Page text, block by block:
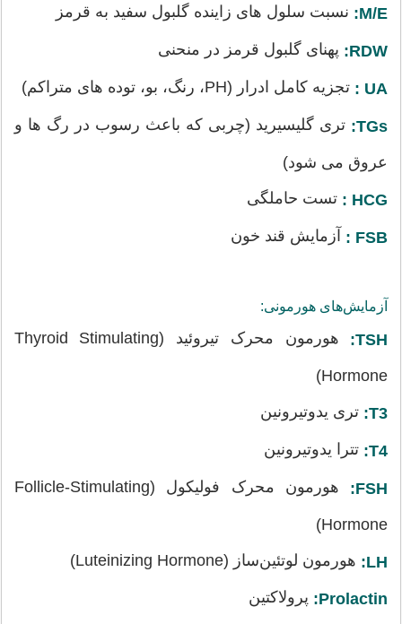
M/E: نسبت سلول های زاینده گلبول سفید به قرمز
RDW: پهنای گلبول قرمز در منحنی
UA : تجزیه کامل ادرار (PH، رنگ، بو، توده های متراکم)
TGs: تری گلیسیرید (چربی که باعث رسوب در رگ ها و
عروق می شود)
HCG : تست حاملگی
FSB : آزمایش قند خون
آزمایش‌های هورمونی:
TSH: هورمون محرک تیروئید (Thyroid Stimulating
Hormone)
T3: تری یدوتیرونین
T4: تترا یدوتیرونین
FSH: هورمون محرک فولیکول (Follicle-Stimulating
Hormone)
LH: هورمون لوتئین‌ساز (Luteinizing Hormone)
Prolactin: پرولاکتین